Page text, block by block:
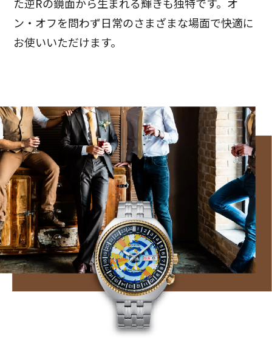
ン・オフを問わず日常のさまざまな場面で快適に
お使いいただけます。